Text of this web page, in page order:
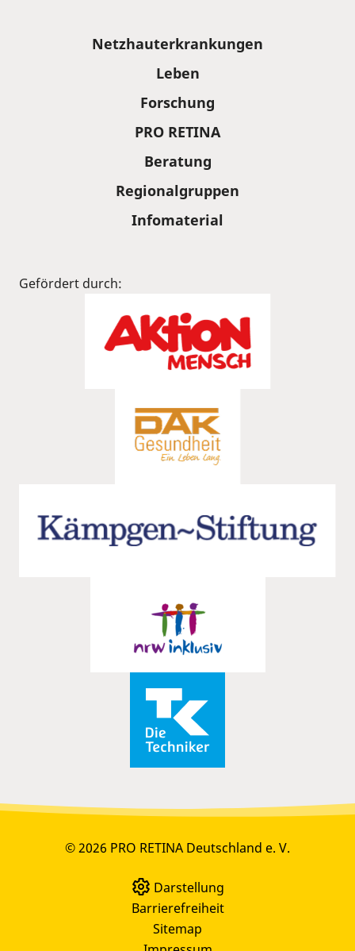
Netzhauterkrankungen
Leben
Forschung
PRO RETINA
Beratung
Regionalgruppen
Infomaterial
Gefördert durch:
© 2026 PRO RETINA Deutschland e. V.
Darstellung
Barrierefreiheit
Sitemap